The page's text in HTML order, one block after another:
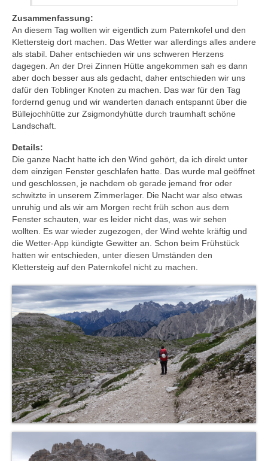
Zusammenfassung:
An diesem Tag wollten wir eigentlich zum Paternkofel und den
Klettersteig dort machen. Das Wetter war allerdings alles andere
als stabil. Daher entschieden wir uns schweren Herzens
dagegen. An der Drei Zinnen Hütte angekommen sah es dann
aber doch besser aus als gedacht, daher entschieden wir uns
dafür den Toblinger Knoten zu machen. Das war für den Tag
fordernd genug und wir wanderten danach entspannt über die
Büllejochhütte zur Zsigmondyhütte durch traumhaft schöne
Landschaft.
Details:
Die ganze Nacht hatte ich den Wind gehört, da ich direkt unter
dem einzigen Fenster geschlafen hatte. Das wurde mal geöffnet
und geschlossen, je nachdem ob gerade jemand fror oder
schwitzte in unserem Zimmerlager. Die Nacht war also etwas
unruhig und als wir am Morgen recht früh schon aus dem
Fenster schauten, war es leider nicht das, was wir sehen
wollten. Es war wieder zugezogen, der Wind wehte kräftig und
die Wetter-App kündigte Gewitter an. Schon beim Frühstück
hatten wir entschieden, unter diesen Umständen den
Klettersteig auf den Paternkofel nicht zu machen.